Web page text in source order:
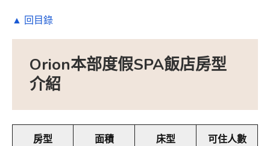
▲ 回目錄
Orion本部度假SPA飯店房型
介紹
房型 面積 床型 可住人數